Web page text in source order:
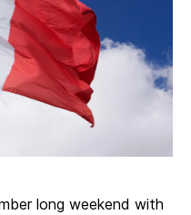
long weekend with